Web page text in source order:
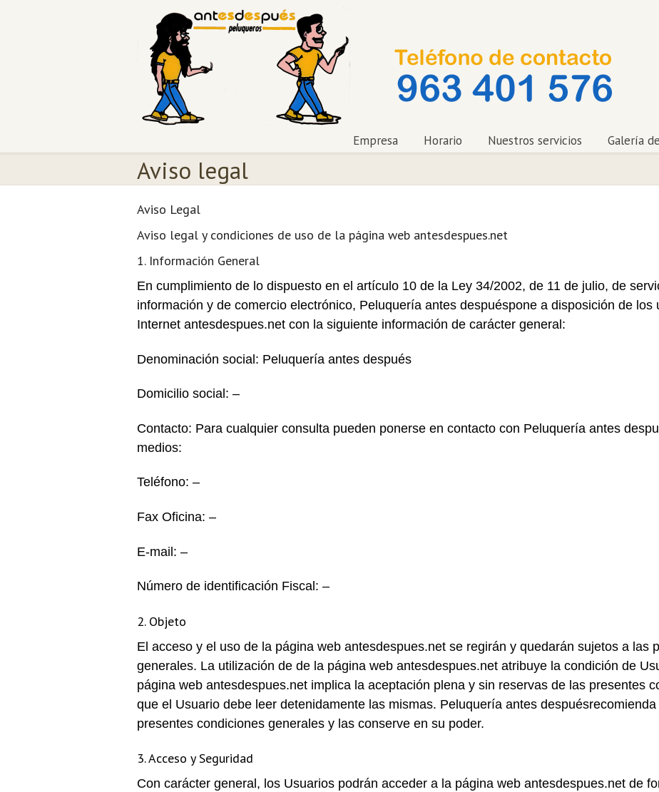
Empresa Horario Nuestros servicios Galería
Aviso legal
Aviso Legal
Aviso legal y condiciones de uso de la página web antesdespues.net
1. Información General
En cumplimiento de lo dispuesto en el artículo 10 de la Ley 34/2002, de 11 de julio, de
información y de comercio electrónico, Peluquería antes despuéspone a disposición de los
Internet antesdespues.net con la siguiente información de carácter general:
Denominación social: Peluquería antes después
Domicilio social: –
Contacto: Para cualquier consulta pueden ponerse en contacto con Peluquería antes
medios:
Teléfono: –
Fax Oficina: –
E-mail: –
Número de identificación Fiscal: –
2. Objeto
El acceso y el uso de la página web antesdespues.net se regirán y quedarán sujetos a las
generales. La utilización de de la página web antesdespues.net atribuye la condición de
página web antesdespues.net implica la aceptación plena y sin reservas de las presentes
que el Usuario debe leer detenidamente las mismas. Peluquería antes
presentes condiciones generales y las conserve en su poder.
3. Acceso y Seguridad
Con carácter general, los Usuarios podrán acceder a la página web antesdespues.net de